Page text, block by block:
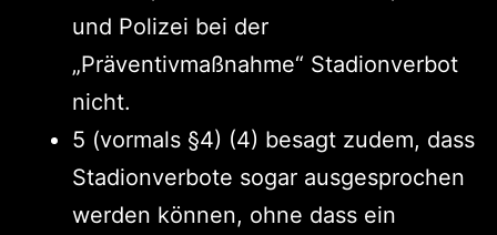
und Polizei bei der
„Präventivmaßnahme“ Stadionverbot
nicht.
5 (vormals §4) (4) besagt zudem, dass
Stadionverbote sogar ausgesprochen
werden können, ohne dass ein